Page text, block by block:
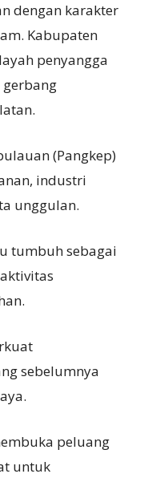
dengan karakter
Kabupaten
penyangga
gerbang
(Pangkep)
industri
unggulan.
tumbuh sebagai
sebelumnya
peluang
untuk